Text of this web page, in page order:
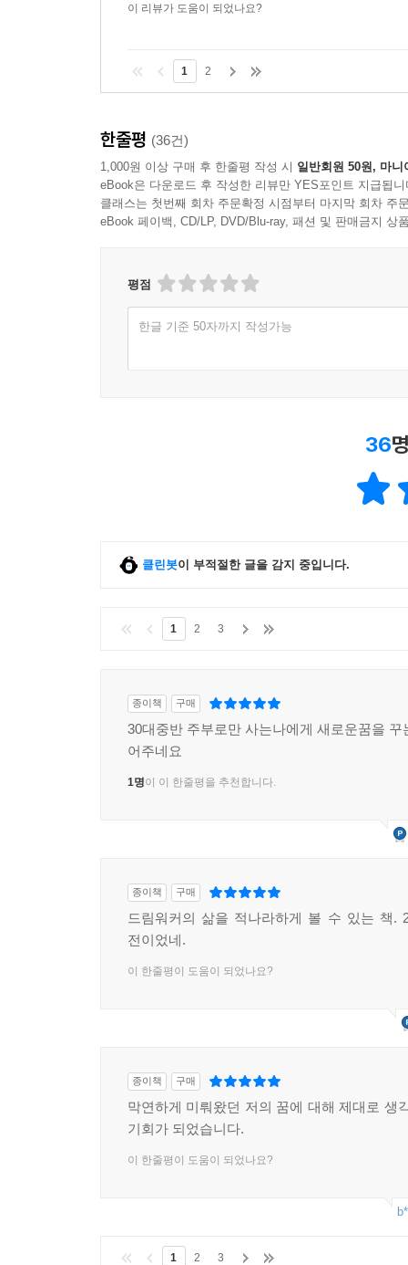
이 리뷰가 도움이 되었나요?
1 2
한줄평 (36건)
1,000원 이상 구매 후 한줄평 작성 시 일반회원 50원, 마니
eBook은 다운로드 후 작성한 리뷰만 YES포인트 지급됩니
클래스는 첫번째 회차 주문확정 시점부터 마지막 회차 주
eBook 페이백, CD/LP, DVD/Blu-ray, 패션 및 판매금지 상
평점
한글 기준 50자까지 작성가능
36
클린봇이 부적절한 글을 감지 중입니다.
1 2 3
종이책 구매
30대중반 주부로만 사는나에게 새로운꿈을 꾸
어주네요
1명이 이 한줄평을 추천합니다.
종이책 구매
드림워커의 삶을 적나라하게 볼 수 있는 책.
전이었네.
이 한줄평이 도움이 되었나요?
종이책 구매
막연하게 미뤄왔던 저의 꿈에 대해 제대로 생
기회가 되었습니다.
이 한줄평이 도움이 되었나요?
1 2 3